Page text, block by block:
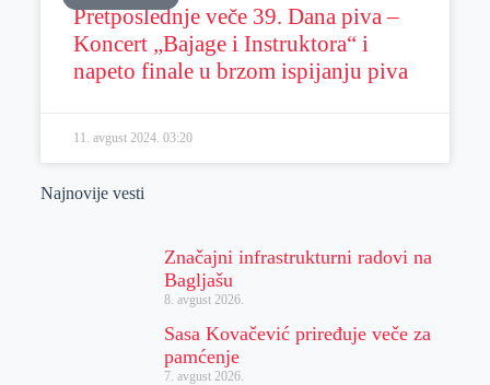
Pretposlednje veče 39. Dana piva –
Koncert „Bajage i Instruktora“ i
napeto finale u brzom ispijanju piva
11. avgust 2024. 03:20
Najnovije vesti
Značajni infrastrukturni radovi na
Bagljašu
8. avgust 2026.
Sasa Kovačević priređuje veče za
pamćenje
7. avgust 2026.